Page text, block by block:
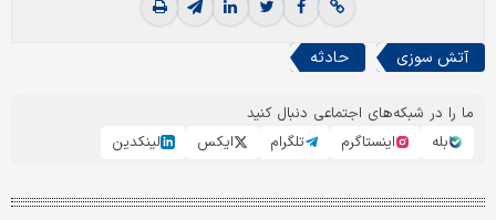
آتش سوزی حادثه
ما را در شبکه‌های اجتماعی دنبال کنید
بله
اینستاگرم تلگرام ایکس لینکدین